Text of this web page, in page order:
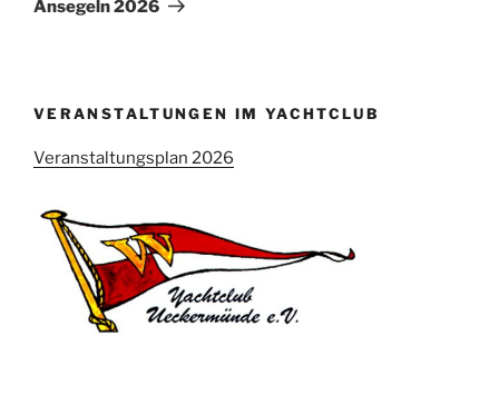
Ansegeln 2026
VERANSTALTUNGEN IM YACHTCLUB
Veranstaltungsplan 2026